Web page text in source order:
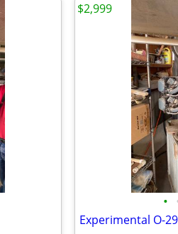
•
Experimental O-
$2,999